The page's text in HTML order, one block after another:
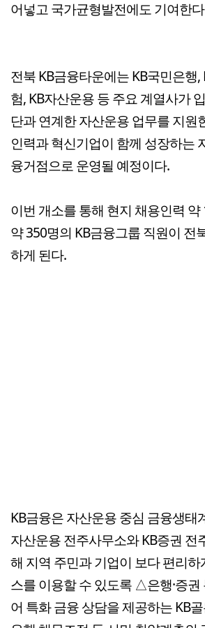
어넣고 국가균형발전에도 기여한
전북 KB금융타운에는 KB국민은행,
험, KB자산운용 등 주요 계열사가
단과 연계한 자산운용 업무를 지원
인력과 혁신기업이 함께 성장하는
융거점으로 운영될 예정이다.
이번 개소를 통해 현지 채용인력
약 350명의 KB금융그룹 직원이 전
하게 된다.
KB금융은 자산운용 중심 금융생태
자산운용 전주사무소와 KB증권 전
해 지역 주민과 기업이 보다 편리
스를 이용할 수 있도록 △은행·증
어 특화 금융 상담을 제공하는 KB